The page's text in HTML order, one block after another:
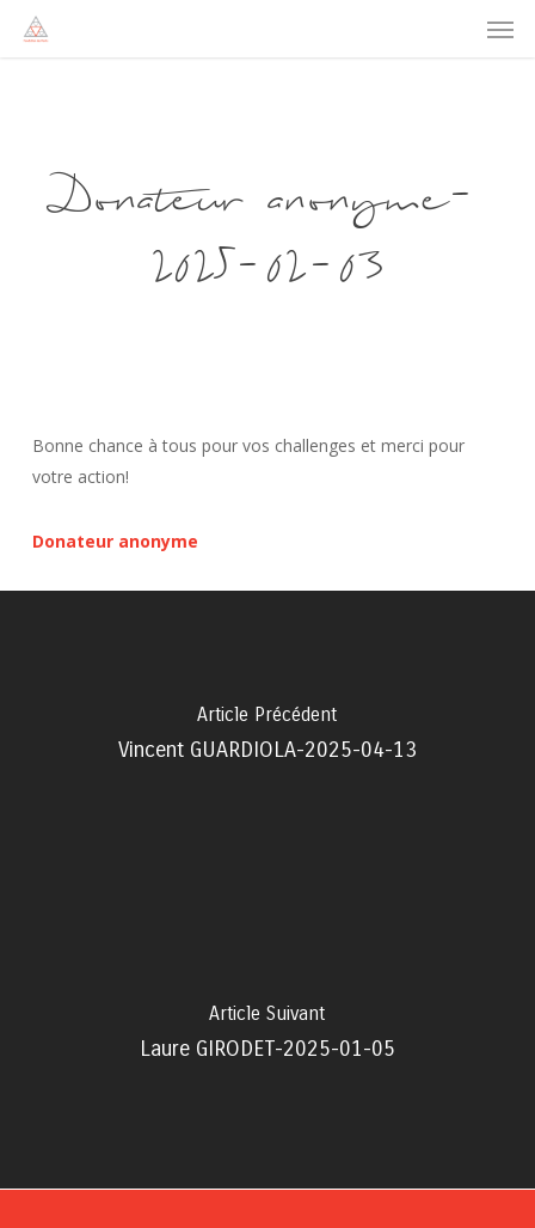
Donateur anonyme-
2025-02-03
Bonne chance à tous pour vos challenges et merci pour
votre action!
Donateur anonyme
Article Précédent
Vincent GUARDIOLA-2025-04-13
Article Suivant
Laure GIRODET-2025-01-05